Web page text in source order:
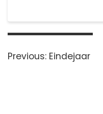
Bericht
Previous: Previous
Eindejaar